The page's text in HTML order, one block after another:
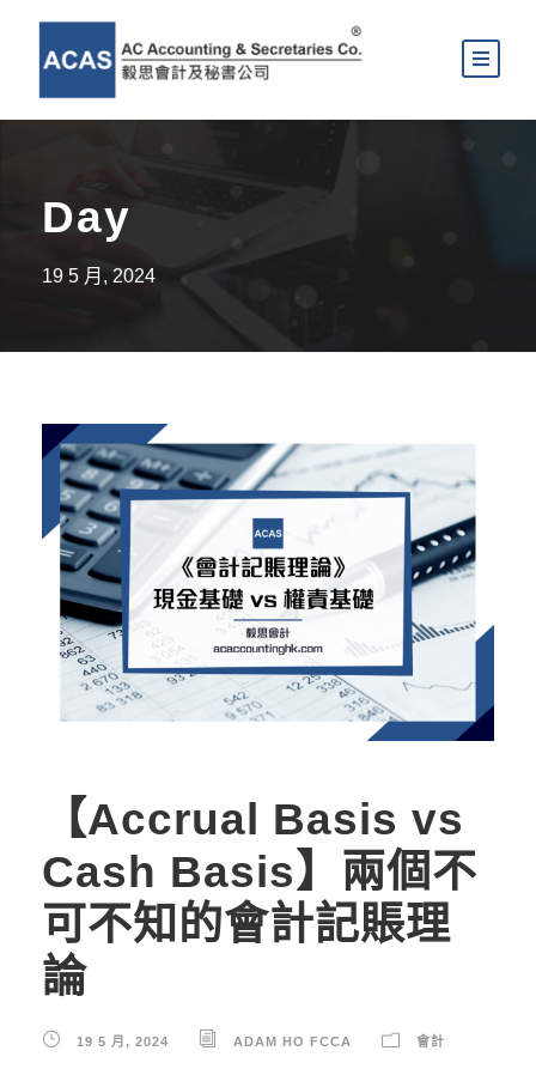
Day
19 5 月, 2024
【Accrual Basis vs
Cash Basis】兩個不
可不知的會計記賬理
論
19 5 月, 2024 ADAM HO FCCA 會計